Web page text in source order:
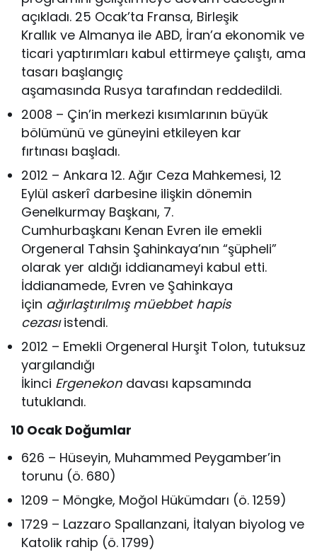
açıkladı. 25 Ocak’ta Fransa, Birleşik
Krallık ve Almanya ile ABD, İran’a ekonomik ve
ticari yaptırımları kabul ettirmeye çalıştı, ama
tasarı başlangıç
aşamasında Rusya tarafından reddedildi.
2008 – Çin’in merkezi kısımlarının büyük
bölümünü ve güneyini etkileyen kar
fırtınası başladı.
2012 – Ankara 12. Ağır Ceza Mahkemesi, 12
Eylül askerî darbesine ilişkin dönemin
Genelkurmay Başkanı, 7.
Cumhurbaşkanı Kenan Evren ile emekli
Orgeneral Tahsin Şahinkaya’nın “şüpheli”
olarak yer aldığı iddianameyi kabul etti.
İddianamede, Evren ve Şahinkaya
için ağırlaştırılmış müebbet hapis
cezasıistendi.
2012 – Emekli Orgeneral Hurşit Tolon, tutuksuz
yargılandığı
İkinci Ergenekon davası kapsamında
tutuklandı.
10 Ocak Doğumlar
626 – Hüseyin, Muhammed Peygamber’in
torunu (ö. 680)
1209 – Möngke, Moğol Hükümdarı (ö. 1259)
1729 – Lazzaro Spallanzani, İtalyan biyolog ve
Katolik rahip (ö. 1799)